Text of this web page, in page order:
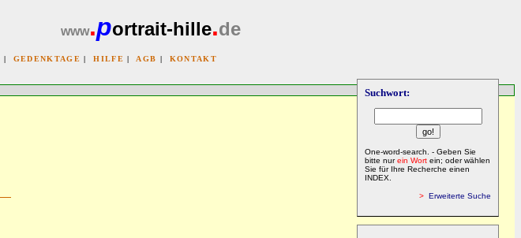
www.portrait-hille.de
| GEDENKTAGE |HILFE | AGB | KONTAKT
Suchwort:
One-word-search. - Geben Sie
bitte nurein Wort ein; oder wählen
Sie für Ihre Recherche einen
INDEX.
> Erweiterte Suche